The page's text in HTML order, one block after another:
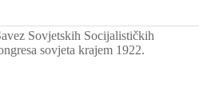
Sovjetskih Socijalističkih
sovjeta krajem 1922.